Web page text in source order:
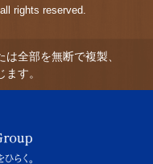
rights reserved.
全部を無断で複製、
す。